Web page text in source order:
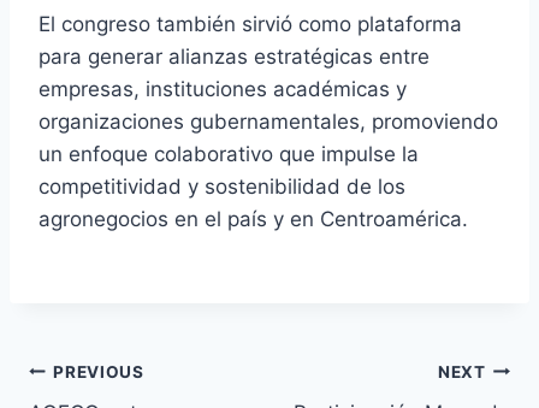
El congreso también sirvió como plataforma
para generar alianzas estratégicas entre
empresas, instituciones académicas y
organizaciones gubernamentales, promoviendo
un enfoque colaborativo que impulse la
competitividad y sostenibilidad de los
agronegocios en el país y en Centroamérica.
Navegación
PREVIOUS NEXT